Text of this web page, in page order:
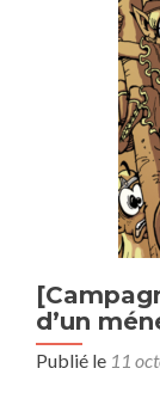
d’un
Publié le 11